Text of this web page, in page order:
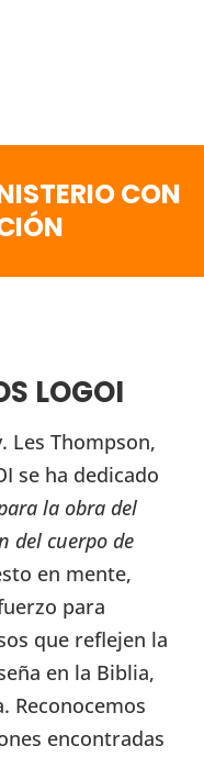
CON
LOGOI
Les Thompson,
se ha dedicado
la obra del
del cuerpo de
en mente,
para
que reflejen la
en la Biblia,
Reconocemos
encontradas